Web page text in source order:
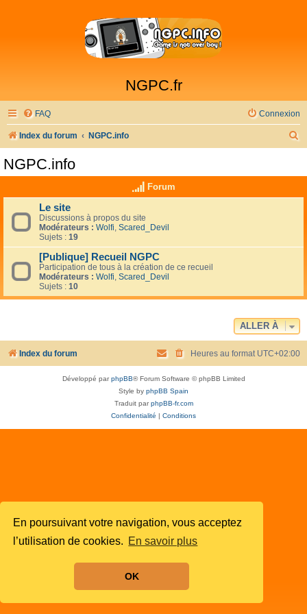
En poursuivant votre navigation, vous acceptez
l’utilisation de cookies. En savoir plus
OK
NGPC.fr
FAQ Connexion
Index du forum NGPC.info
r
NGPC.info
Forum
Le site
Discussions à propos du site
Modérateurs : Wolfi, Scared_Devil
Sujets : 19
[Publique] Recueil NGPC
Participation de tous à la création de ce recueil
Modérateurs : Wolfi, Scared_Devil
Sujets : 10
ALLER À
Index du forum Heures au format UTC+02:00
Développé parphpBB® Forum Software © phpBB Limited
Style by phpBB Spain
Traduit parphpBB-fr.com
Confidentialité | Conditions